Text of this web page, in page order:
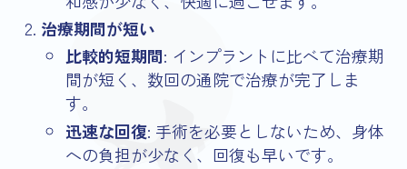
治療期間が短い
比較的短期間: インプラントに比べて治療期
間が短く、数回の通院で治療が完了しま
す。
迅速な回復: 手術を必要としないため、身体
への負担が少なく、回復も早いです。